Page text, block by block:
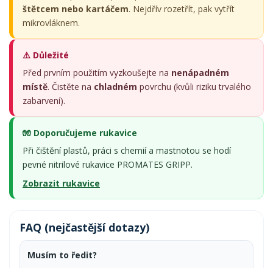
štětcem nebo kartáčem. Nejdřív rozetřít, pak vytřít
mikrovláknem.
⚠️ Důležité
Před prvním použitím vyzkoušejte na nenápadném
místě. Čistěte na chladném povrchu (kvůli riziku trvalého
zabarvení).
🧤 Doporučujeme rukavice
Při čištění plastů, práci s chemií a mastnotou se hodí
pevné nitrilové rukavice PROMATES GRIPP.
Zobrazit rukavice
FAQ (nejčastější dotazy)
Musím to ředit?